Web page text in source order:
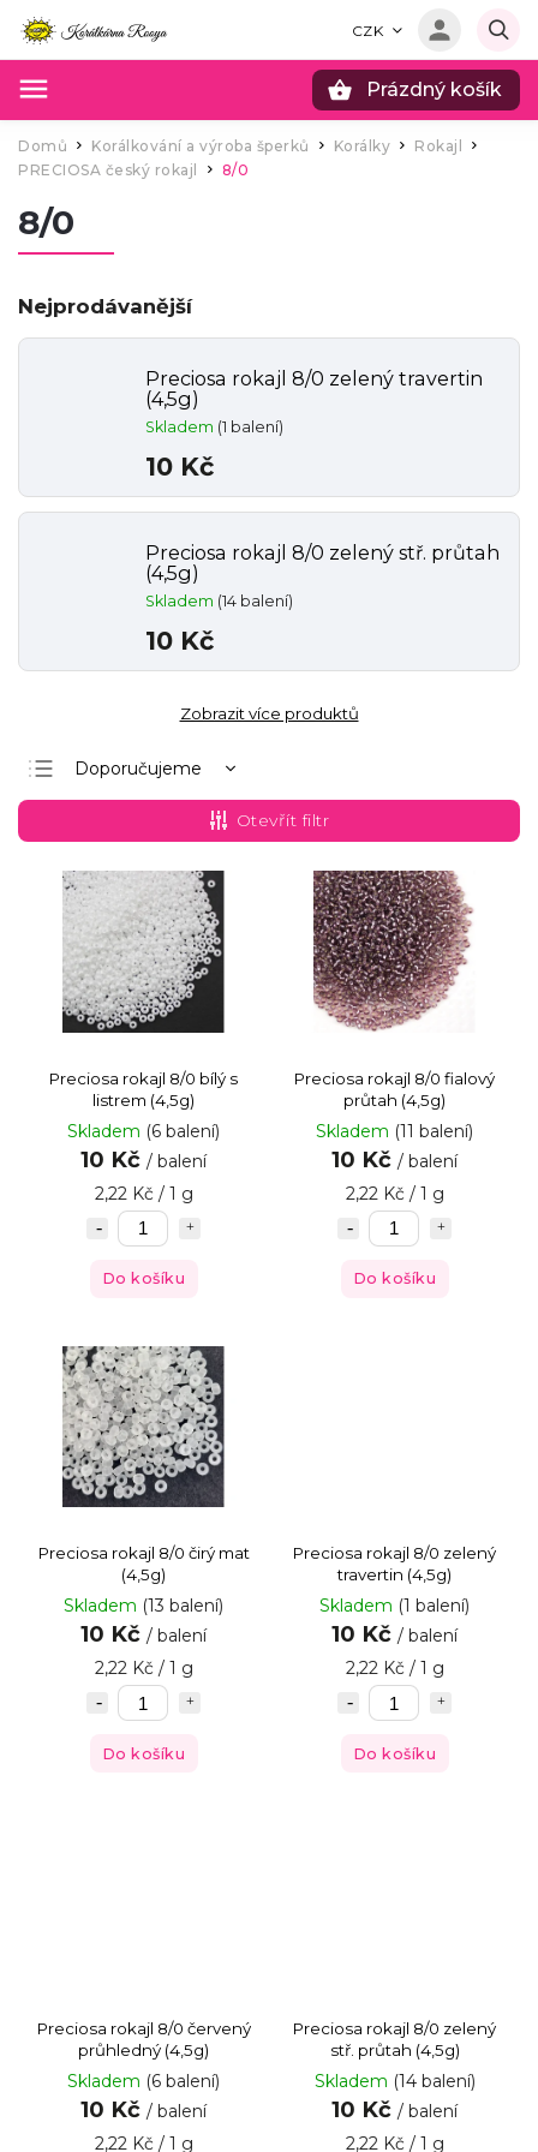
CZK
Prázdný košík
Domů / Korálkování a výroba šperků Korálky / Rokajl
/
PRECIOSA český rokajl
8/0
8/0
Nejprodávanější
Preciosa rokajl 8/0 zelený travertin
(4,5g)
Skladem (1 balení)
10 Kč
Preciosa rokajl 8/0 zelený stř. průtah
(4,5g)
Skladem (14 balení)
10 Kč
Zobrazit více produktů
Doporučujeme
Nejlevnější
Nejdražší
Nejprodávanější
Abecedně
Otevřít filtr
Preciosa rokajl 8/0 bílý s
listrem (4,5g)
Skladem (6 balení)
10 Kč / balení
2,22 Kč / 1 g
Do košíku
Preciosa rokajl 8/0 fialový
průtah (4,5g)
Skladem (11 balení)
10 Kč / balení
2,22 Kč / 1 g
Do košíku
Preciosa rokajl 8/0 čirý mat
(4,5g)
Skladem (13 balení)
10 Kč / balení
2,22 Kč / 1 g
Do košíku
Preciosa rokajl 8/0 zelený
travertin (4,5g)
Skladem (1 balení)
10 Kč / balení
2,22 Kč / 1 g
Do košíku
Preciosa rokajl 8/0 červený
průhledný (4,5g)
Skladem (6 balení)
10 Kč / balení
2,22 Kč / 1 g
Preciosa rokajl 8/0 zelený
stř. průtah (4,5g)
Skladem (14 balení)
10 Kč / balení
2,22 Kč / 1 g